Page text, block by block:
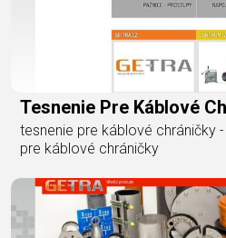
Tesnenie Pre Káblové
tesnenie pre káblové chráničky
pre káblové chráničky